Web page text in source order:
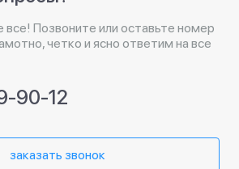
Позвоните или оставьте номер
четко и ясно ответим на все
90-12
заказать звонок